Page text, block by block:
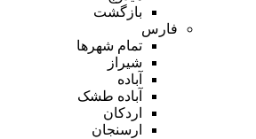
بازگشت
فارس
تمام شهر‌ها
شیراز
آباده
آباده طشک
اردکان
ارسنجان